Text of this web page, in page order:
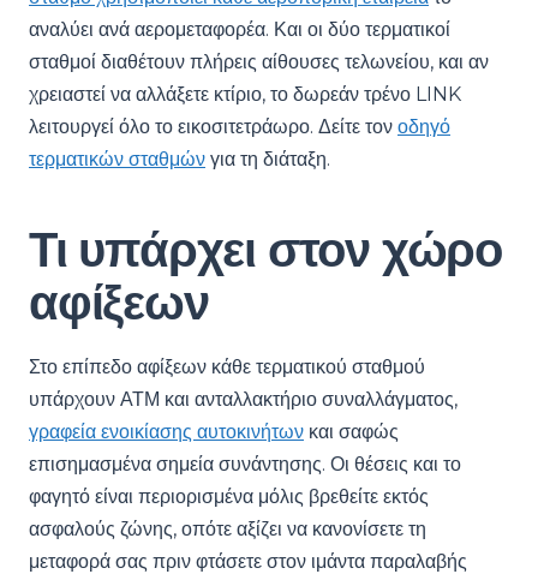
αναλύει ανά αερομεταφορέα. Και οι δύο τερματικοί
σταθμοί διαθέτουν πλήρεις αίθουσες τελωνείου, και αν
χρειαστεί να αλλάξετε κτίριο, το δωρεάν τρένο LINK
λειτουργεί όλο το εικοσιτετράωρο. Δείτε τον οδηγό
τερματικών σταθμών για τη διάταξη.
Τι υπάρχει στον χώρο
αφίξεων
Στο επίπεδο αφίξεων κάθε τερματικού σταθμού
υπάρχουν ΑΤΜ και ανταλλακτήριο συναλλάγματος,
γραφεία ενοικίασης αυτοκινήτων και σαφώς
επισημασμένα σημεία συνάντησης. Οι θέσεις και το
φαγητό είναι περιορισμένα μόλις βρεθείτε εκτός
ασφαλούς ζώνης, οπότε αξίζει να κανονίσετε τη
μεταφορά σας πριν φτάσετε στον ιμάντα παραλαβής